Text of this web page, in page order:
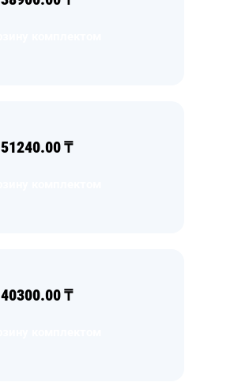
51240.00₸
40300.00₸